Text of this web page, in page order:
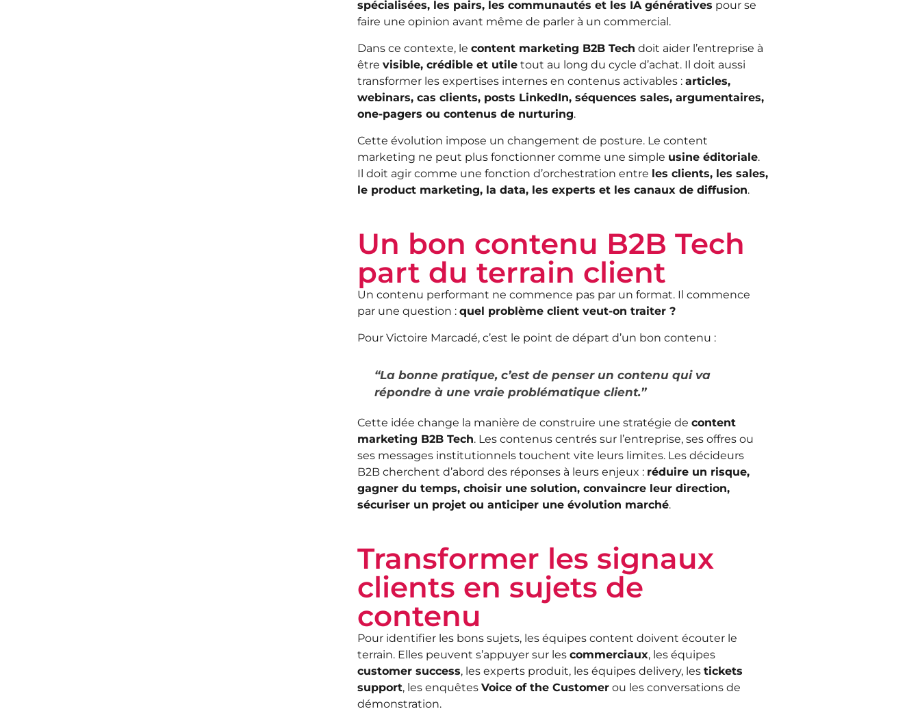
spécialisées, les pairs, les communautés et les IA génératives pour se
faire une opinion avant même de parler à un commercial.
Dans ce contexte, le content marketing B2B Tech doit aider l’entreprise à
être visible, crédible et utile tout au long du cycle d’achat. Il doit aussi
transformer les expertises internes en contenus activables : articles,
webinars, cas clients, posts LinkedIn, séquences sales, argumentaires,
one-pagers ou contenus de nurturing.
Cette évolution impose un changement de posture. Le content
marketing ne peut plus fonctionner comme une simple usine éditoriale.
Il doit agir comme une fonction d’orchestration entre les clients, les sales,
le product marketing, la data, les experts et les canaux de diffusion.
Un bon contenu B2B Tech
part du terrain client
Un contenu performant ne commence pas par un format. Il commence
par une question : quel problème client veut-on traiter ?
Pour Victoire Marcadé, c’est le point de départ d’un bon contenu :
“La bonne pratique, c’est de penser un contenu qui va
répondre à une vraie problématique client.”
Cette idée change la manière de construire une stratégie de content
marketing B2B Tech. Les contenus centrés sur l’entreprise, ses offres ou
ses messages institutionnels touchent vite leurs limites. Les décideurs
B2B cherchent d’abord des réponses à leurs enjeux : réduire un risque,
gagner du temps, choisir une solution, convaincre leur direction,
sécuriser un projet ou anticiper une évolution marché.
Transformer les signaux
clients en sujets de
contenu
Pour identifier les bons sujets, les équipes content doivent écouter le
terrain. Elles peuvent s’appuyer sur les commerciaux, les équipes
customer success, les experts produit, les équipes delivery, les tickets
support, les enquêtes Voice of the Customer ou les conversations de
démonstration.